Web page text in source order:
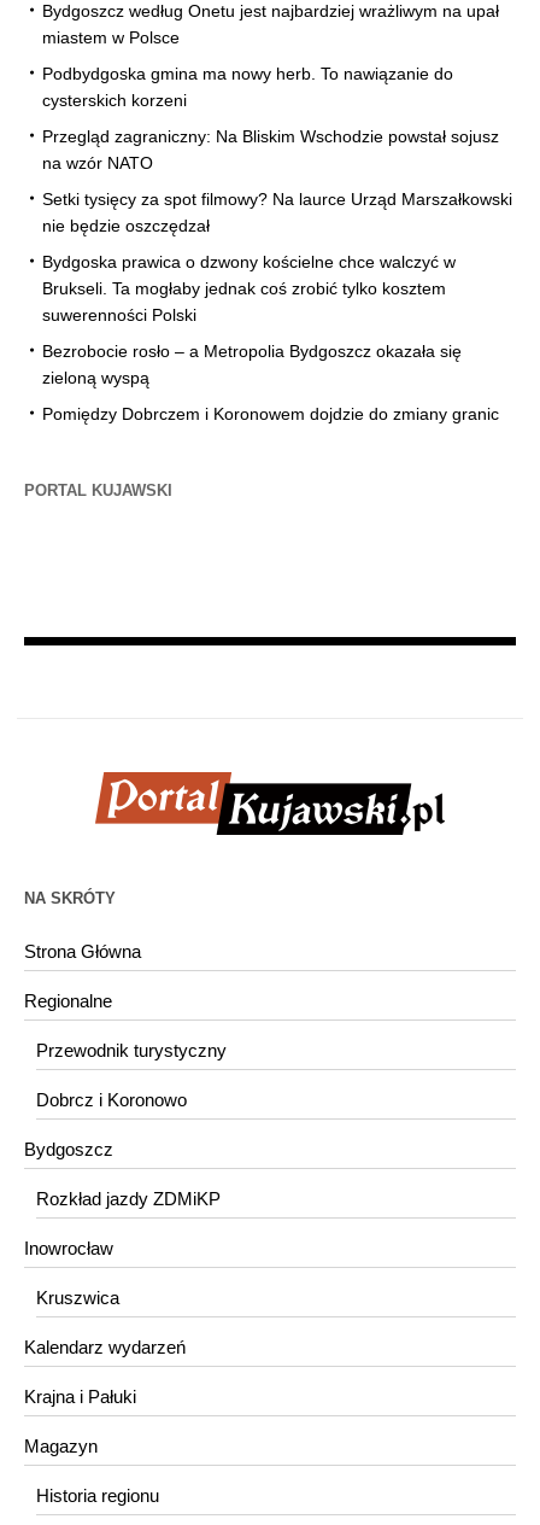
Bydgoszcz według Onetu jest najbardziej wrażliwym na upał
miastem w Polsce
Podbydgoska gmina ma nowy herb. To nawiązanie do
cysterskich korzeni
Przegląd zagraniczny: Na Bliskim Wschodzie powstał sojusz
na wzór NATO
Setki tysięcy za spot filmowy? Na laurce Urząd Marszałkowski
nie będzie oszczędzał
Bydgoska prawica o dzwony kościelne chce walczyć w
Brukseli. Ta mogłaby jednak coś zrobić tylko kosztem
suwerenności Polski
Bezrobocie rosło – a Metropolia Bydgoszcz okazała się
zieloną wyspą
Pomiędzy Dobrczem i Koronowem dojdzie do zmiany granic
PORTAL KUJAWSKI
NA SKRÓTY
Strona Główna
Regionalne
Przewodnik turystyczny
Dobrcz i Koronowo
Bydgoszcz
Rozkład jazdy ZDMiKP
Inowrocław
Kruszwica
Kalendarz wydarzeń
Krajna i Pałuki
Magazyn
Historia regionu